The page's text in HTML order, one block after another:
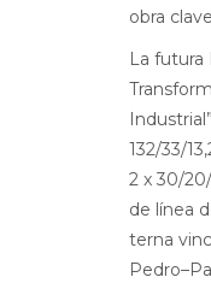
obra
La futura
132/33/
2 x 30/
de línea
terna